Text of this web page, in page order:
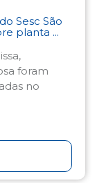
Sesc São
planta ...
foram
no